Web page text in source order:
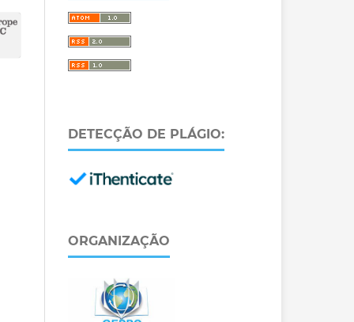
DETECÇÃO DE PLÁGIO:
ORGANIZAÇÃO